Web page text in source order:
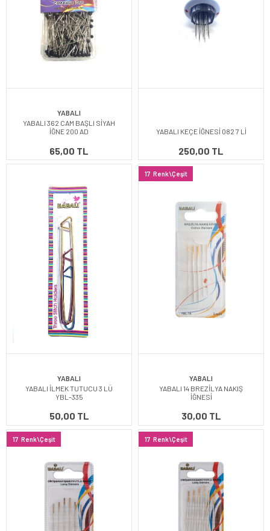
YABALI
YABALI 362 CAM BAŞLI SİYAH
İĞNE 200 AD
65,00 TL
YABALI KEÇE İĞNESİ 082 7 Lİ
250,00 TL
YABALI
YABALI İLMEK TUTUCU 3 LÜ
YBL-335
50,00 TL
17 Renk\Çeşit
YABALI
YABALI 14 BREZİLYA NAKIŞ
İĞNESİ
30,00 TL
17 Renk\Çeşit 17 Renk\Çeşit